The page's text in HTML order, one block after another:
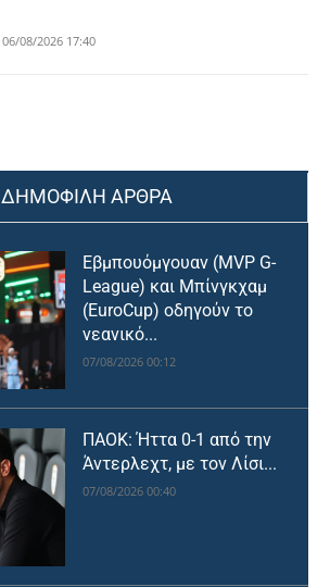
06/08/2026 17:40
ΔΗΜΟΦΙΛΗ ΑΡΘΡΑ
Εβμπουόμγουαν (MVP G-
League) και Μπίνγκχαμ
(EuroCup) οδηγούν το
νεανικό...
07/08/2026 00:12
ΠΑΟΚ: Ήττα 0-1 από την
Άντερλεχτ, με τον Λίσι...
07/08/2026 00:40